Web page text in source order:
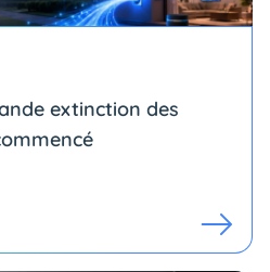
extinction des